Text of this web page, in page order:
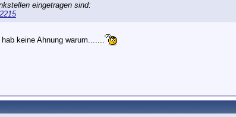
eingetragen sind:
keine Ahnung warum.......